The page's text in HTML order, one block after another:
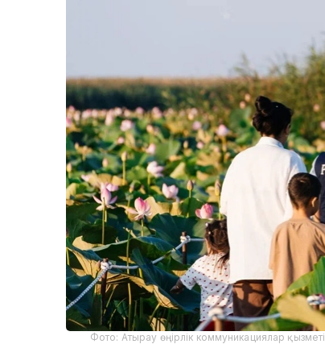
Фото: Атырау өңірлік коммуникациялар қызметі